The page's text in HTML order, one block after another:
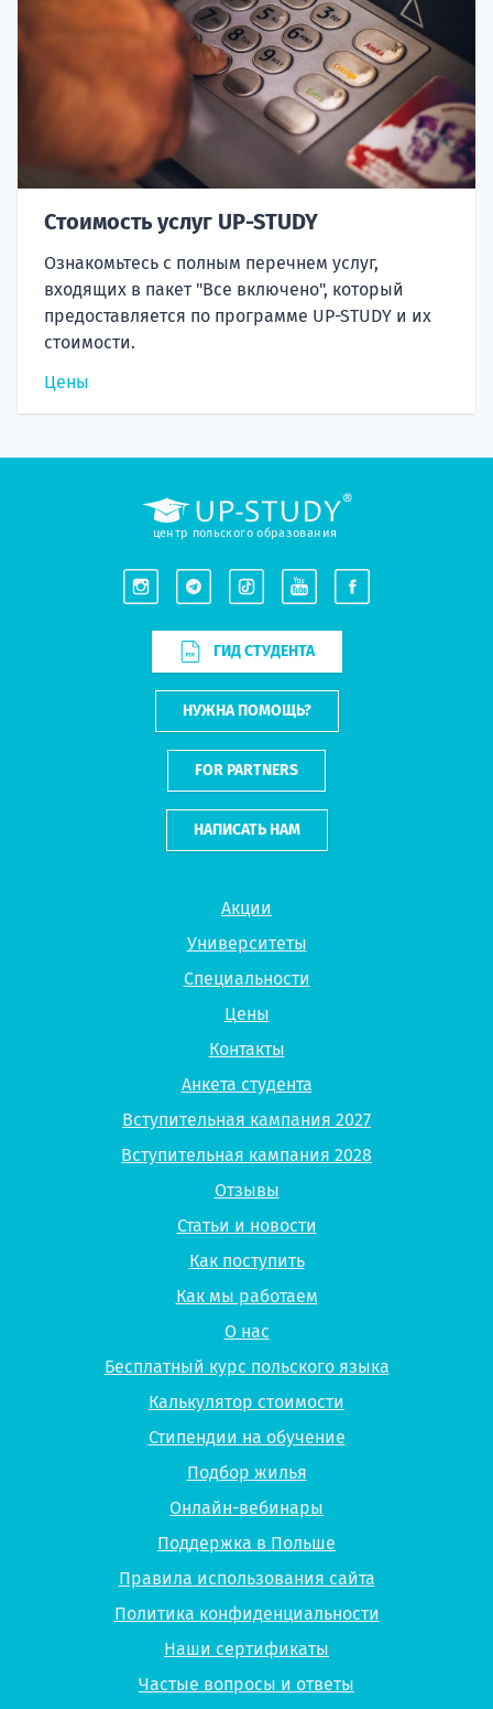
Стоимость услуг UP-STUDY
Ознакомьтесь с полным перечнем услуг,
входящих в пакет "Все включено", который
предоставляется по программе UP-STUDY и их
стоимости.
Цены
Акции
Университеты
Специальности
Цены
Контакты
Анкета студента
Вступительная кампания 2027
Вступительная кампания 2028
Отзывы
Статьи и новости
Как поступить
Как мы работаем
О нас
Бесплатный курс польского языка
Калькулятор стоимости
Стипендии на обучение
Подбор жилья
Онлайн-вебинары
Поддержка в Польше
Правила использования сайта
Политика конфиденциальности
Наши сертификаты
Частые вопросы и ответы
центр польского образования
ГИД СТУДЕНТА
НУЖНА ПОМОЩЬ?
FOR PARTNERS
НАПИСАТЬ НАМ